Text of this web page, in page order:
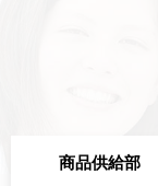
商品供給部